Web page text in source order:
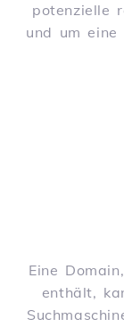
potenzielle
und um eine
Eine
enthält,